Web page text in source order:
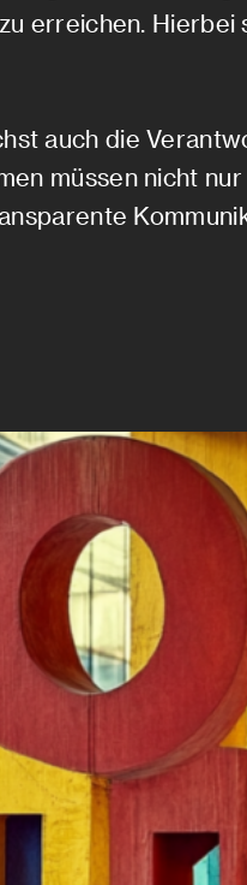
erreichen.
auch die
müssen nicht